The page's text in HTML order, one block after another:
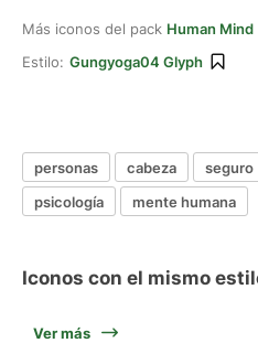
Más iconos del pack Human Mind
Estilo: Gungyoga04 Glyph
personas cabeza seguro
psicología
mente humana
Iconos con el mismo
Ver más